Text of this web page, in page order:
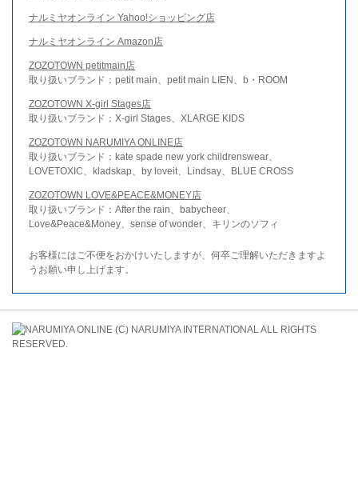
ナルミヤオンライン Yahoo!ショッピング店
ナルミヤオンライン Amazon店
ZOZOTOWN petitmain店
取り扱いブランド：petit main、petit main LIEN、b・ROOM
ZOZOTOWN X-girl Stages店
取り扱いブランド：X-girl Stages、XLARGE KIDS
ZOZOTOWN NARUMIYA ONLINE店
取り扱いブランド：kate spade new york childrenswear、
LOVETOXIC、kladskap、by loveit、Lindsay、BLUE CROSS
ZOZOTOWN LOVE&PEACE&MONEY店
取り扱いブランド：After the rain、babycheer、
Love&Peace&Money、sense of wonder、キリンのソフィ
お客様にはご不便をおかけいたしますが、何卒ご理解いただきますよ
うお願い申し上げます。